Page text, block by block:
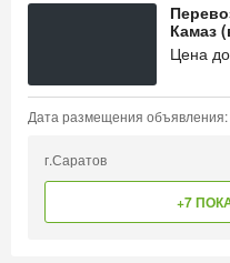
Камаз
Цена
Дата размещения объявления:
г.Саратов
+7